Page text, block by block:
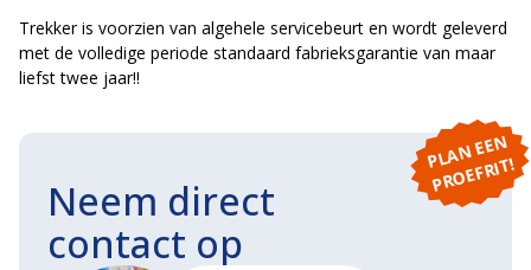
Trekker is voorzien van algehele servicebeurt en wordt geleverd
met de volledige periode standaard fabrieksgarantie van maar
liefst twee jaar!!
P
L
A
N
E
E
N
P
R
O
E
F
RI
T!
Neem direct
contact op